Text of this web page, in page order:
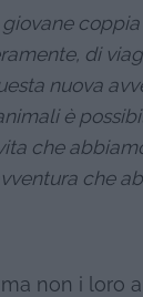
di
nuova
è
che
che
non i loro